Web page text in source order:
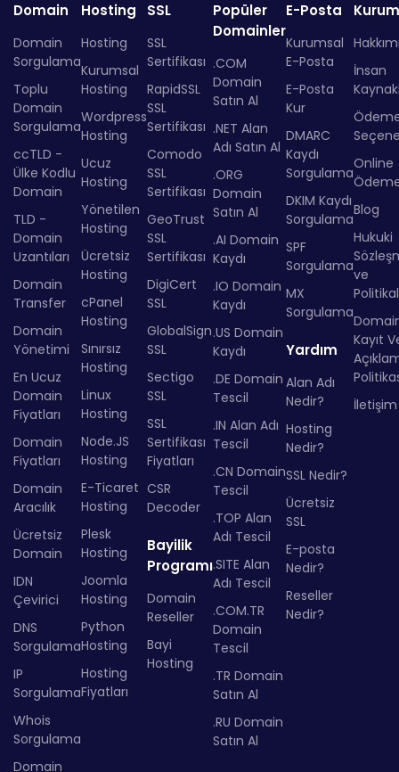
Domain
Domain
Sorgulama
Toplu
Domain
Sorgulama
ccTLD -
Ülke Kodlu
Domain
TLD -
Domain
Uzantıları
Domain
Transfer
Domain
Yönetimi
En Ucuz
Domain
Fiyatları
Domain
Fiyatları
Domain
Aracılık
Ücretsiz
Domain
IDN
Çevirici
DNS
Sorgulama
IP
Sorgulama
Whois
Sorgulama
Domain
Hosting
Hosting
Kurumsal
Hosting
Wordpress
Hosting
Ucuz
Hosting
Yönetilen
Hosting
Ücretsiz
Hosting
cPanel
Hosting
Sınırsız
Hosting
Linux
Hosting
Node.JS
Hosting
E-Ticaret
Hosting
Plesk
Hosting
Joomla
Hosting
Python
Hosting
Hosting
Fiyatları
SSL
SSL
Sertifikası
RapidSSL
SSL
Sertifikası
Comodo
SSL
Sertifikası
GeoTrust
SSL
Sertifikası
DigiCert
SSL
GlobalSign
SSL
Sectigo
SSL
SSL
Sertifikası
Fiyatları
CSR
Decoder
Bayilik
Programı
Domain
Reseller
Bayi
Hosting
Popüler
Domainler
.COM
Domain
Satın Al
.NET Alan
Adı Satın Al
.ORG
Domain
Satın Al
.AI Domain
Kaydı
.IO Domain
Kaydı
.US Domain
Kaydı
.DE Domain
Tescil
.IN Alan Adı
Tescil
.CN Domain
Tescil
.TOP Alan
Adı Tescil
.SITE Alan
Adı Tescil
.COM.TR
Domain
Tescil
.TR Domain
Satın Al
.RU Domain
Satın Al
E-Posta
Kurumsal
E-Posta
E-Posta
Kur
DMARC
Kaydı
Sorgulama
DKIM Kaydı
Sorgulama
SPF
Sorgulama
MX
Sorgulama
Yardım
Alan Adı
Nedir?
Hosting
Nedir?
SSL Nedir?
Ücretsiz
SSL
E-posta
Nedir?
Reseller
Nedir?
İnsan
Online
Blog
Hukuki
ve
Kayıt
İletişim